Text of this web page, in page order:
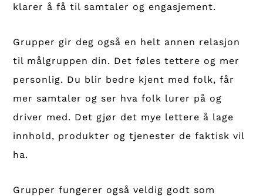
klarer å få til samtaler og engasjement.
Grupper gir deg også en helt annen relasjon
til målgruppen din. Det føles tettere og mer
personlig. Du blir bedre kjent med folk, får
mer samtaler og ser hva folk lurer på og
driver med. Det gjør det mye lettere å lage
innhold, produkter og tjenester de faktisk vil
ha.
Grupper fungerer også veldig godt som